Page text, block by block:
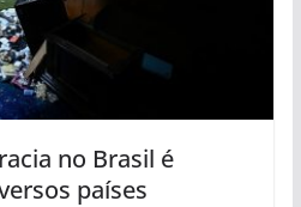
no Brasil é
países